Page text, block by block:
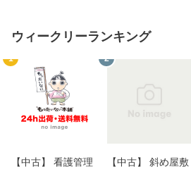
ウィークリーランキング
1
【中古】 看護管理
2
【中古】 斜め屋敷